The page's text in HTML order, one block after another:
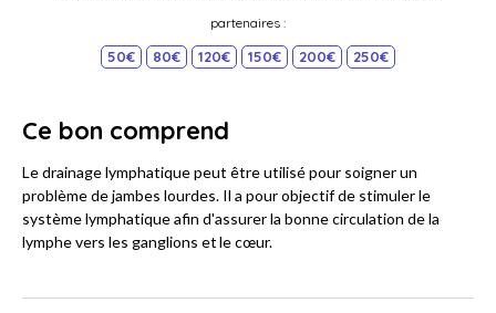
partenaires :
50€ 80€ 120€ 150€ 200€ 250€
Ce bon comprend
Le drainage lymphatique peut être utilisé pour soigner un
problème de jambes lourdes. Il a pour objectif de stimuler le
système lymphatique afin d'assurer la bonne circulation de la
lymphe vers les ganglions et le cœur.